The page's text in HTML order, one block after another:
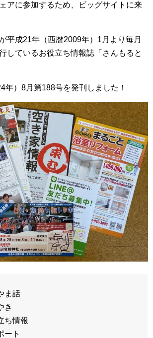
アに参加するため、ビッグサイトに来
平成21年（西暦2009年）1月より毎月
しているお役立ち情報誌「さんもると
年）8月第188号を発刊しました！
ま話
き
ち情報
ート